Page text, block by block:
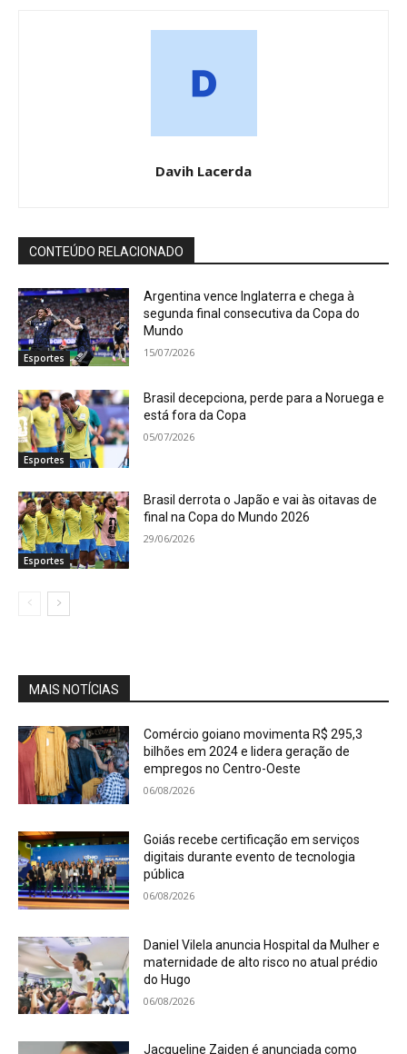
Davih Lacerda
CONTEÚDO RELACIONADO
Esportes
Argentina vence Inglaterra e chega à
segunda final consecutiva da Copa do
Mundo
15/07/2026
Esportes
Brasil decepciona, perde para a Noruega e
está fora da Copa
05/07/2026
Esportes
Brasil derrota o Japão e vai às oitavas de
final na Copa do Mundo 2026
29/06/2026
MAIS NOTÍCIAS
Comércio goiano movimenta R$ 295,3
bilhões em 2024 e lidera geração de
empregos no Centro-Oeste
06/08/2026
Goiás recebe certificação em serviços
digitais durante evento de tecnologia
pública
06/08/2026
Daniel Vilela anuncia Hospital da Mulher e
maternidade de alto risco no atual prédio
do Hugo
06/08/2026
Jacqueline Zaiden é anunciada como